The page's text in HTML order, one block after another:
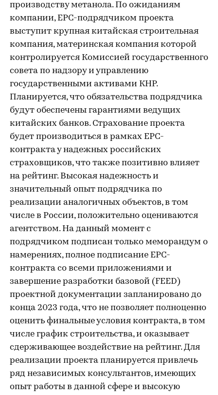
производству метанола. По ожиданиям
компании, ЕРС-подрядчиком проекта
выступит крупная китайская строительная
компания, материнская компания которой
контролируется Комиссией государственного
совета по надзору и управлению
государственными активами КНР.
Планируется, что обязательства подрядчика
будут обеспечены гарантиями ведущих
китайских банков. Страхование проекта
будет производиться в рамках EPC-
контракта у надежных российских
страховщиков, что также позитивно влияет
на рейтинг. Высокая надежность и
значительный опыт подрядчика по
реализации аналогичных объектов, в том
числе в России, положительно оцениваются
агентством. На данный момент с
подрядчиком подписан только меморандум о
намерениях, полное подписание EPC-
контракта со всеми приложениями и
завершение разработки базовой (FEED)
проектной документации запланировано до
конца 2023 года, что не позволяет полноценно
оценить финальные условия контракта, в том
числе график строительства, и оказывает
сдерживающее воздействие на рейтинг. Для
реализации проекта планируется привлечь
ряд независимых консультантов, имеющих
опыт работы в данной сфере и высокую